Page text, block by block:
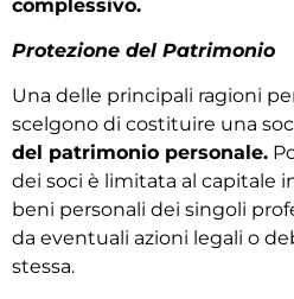
complessivo.
Protezione del Patrimonio
Una delle principali ragioni
scelgono di costituire una
del patrimonio personale.
dei soci è limitata al capitale
beni personali dei singoli
da eventuali azioni legali o
stessa.